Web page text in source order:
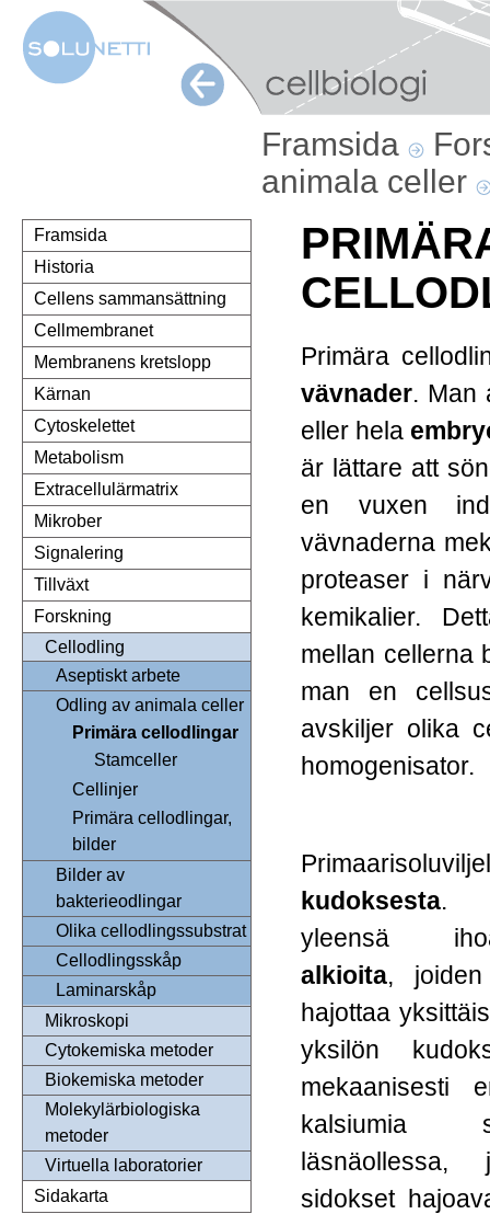
Framsida
animala celler
Framsida
Historia
Cellens sammansättning
Cellmembranet
Membranens kretslopp
Kärnan
Cytoskelettet
Metabolism
Extracellulärmatrix
Mikrober
Signalering
Tillväxt
Forskning
Cellodling
Aseptiskt arbete
Odling av animala celler
Primära cellodlingar
Stamceller
Cellinjer
Primära cellodlingar,
bilder
Bilder av
bakterieodlingar
Olika cellodlingssubstrat
Cellodlingsskåp
Laminarskåp
Mikroskopi
Cytokemiska metoder
Biokemiska metoder
Molekylärbiologiska
metoder
Virtuella laboratorier
Sidakarta
Primära
vävnader. Man
eller hela
är lättare att
en vuxen
vävnaderna
proteaser i
kemikalier.
mellan cellerna
man en
avskiljer olika
homogenisator.
kudoksesta.
yleensä
alkioita,
hajottaa
yksilön
mekaanisesti
kalsiumia
sidokset